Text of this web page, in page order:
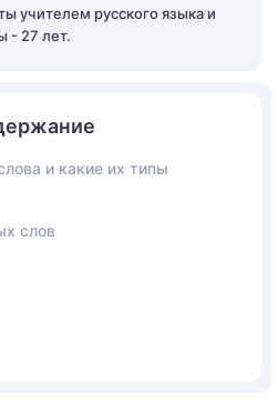
учителем русского языка и
- 27 лет.
и какие их типы
слов